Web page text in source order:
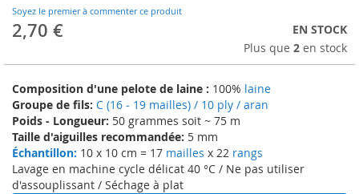
Soyez le premier à commenter ce produit
2,70 €
EN STOCK
Plus que 2 en stock
Composition d'une pelote de laine : 100% laine
Groupe de fils: C (16 - 19 mailles) / 10 ply / aran
Poids - Longueur: 50 grammes soit ~ 75 m
Taille d'aiguilles recommandée: 5 mm
Échantillon: 10 x 10 cm = 17 mailles x 22 rangs
Lavage en machine cycle délicat 40 °C / Ne pas utiliser
d'assouplissant / Séchage à plat
beginning
of
images
gallery